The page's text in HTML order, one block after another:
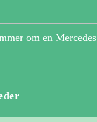
om en Mercedes